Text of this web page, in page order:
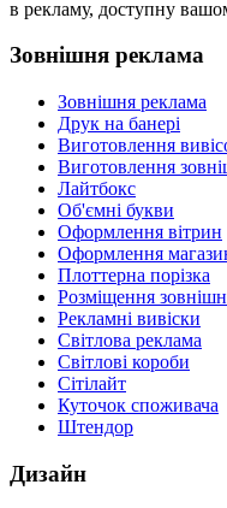
в рекламу, доступну
Зовнішня реклама
Зовнішня реклама
Друк на банері
Виготовлення
Виготовлення
Лайтбокс
Об'ємні букви
Оформлення вітрин
Оформлення
Плоттерна порізка
Розміщення
Рекламні вивіски
Світлова реклама
Світлові короби
Сітілайт
Куточок споживача
Штендор
Дизайн